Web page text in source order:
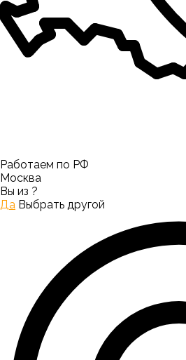
Работаем по РФ
Москва
Вы из ?
Да Выбрать другой